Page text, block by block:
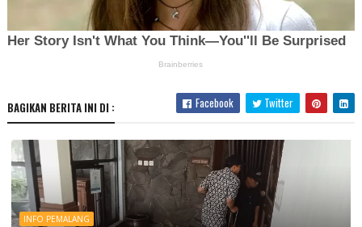
BAGIKAN BERITA INI DI : Facebook Twitter
INFO PEMALANG